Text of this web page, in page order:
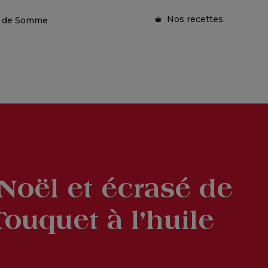
de Somme Nos recettes
et écrasé de
à l’huile